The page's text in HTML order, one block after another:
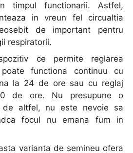
timpul functionarii. Astfel,
in vreun fel circualtia
de important pentru
respiratorii.
ce permite reglarea
functiona continuu cu
la 24 de ore sau cu reglaj
de ore. Nu presupune o
de altfel, nu este nevoie sa
focul nu emana fum in
varianta de semineu ofera